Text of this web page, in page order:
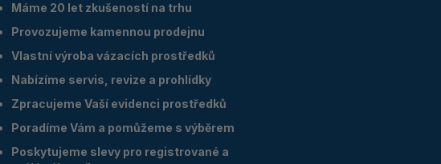
Máme 20 let zkušeností na trhu
Provozujeme kamennou prodejnu
Vlastní výroba vázacích prostředků
Nabízíme servis, revize a prohlídky
Zpracujeme Vaší evidenci prostředků
Poradíme Vám a pomůžeme s výběrem
Poskytujeme slevy pro registrované a